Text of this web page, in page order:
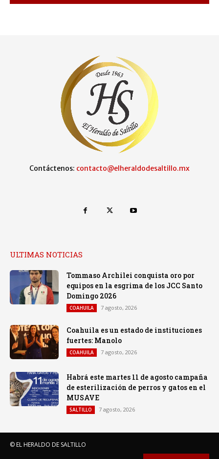
Contáctenos: contacto@elheraldodesaltillo.mx
ULTIMAS NOTICIAS
Tommaso Archilei conquista oro por
equipos en la esgrima de los JCC Santo
Domingo 2026
COAHUILA 7 agosto, 2026
Coahuila es un estado de instituciones
fuertes: Manolo
COAHUILA 7 agosto, 2026
Habrá este martes 11 de agosto campaña
de esterilización de perros y gatos en el
MUSAVE
SALTILLO 7 agosto, 2026
© EL HERALDO DE SALTILLO